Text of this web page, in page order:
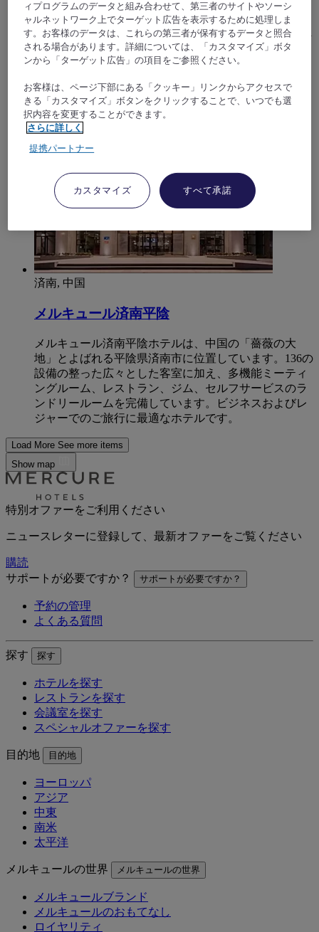
MERCURE TAI'AN CENTRE is located in the heart of Tai
'an City, close to Wanda Business District and coach station,
and a 10-minute drive from Mount Tai Scenic Area. The hotel
has a complete set of facilities, including a lobby bar, cafe,
book bar, meeting room, heated swimming pool, billiard hall,
of guests. We warmly welcome your arrival and are
committed to providing you with a homely service.
済南, 中国
メルキュール済南平陰
メルキュール済南平陰ホテルは、中国の「薔薇の大
地」とよばれる平陰県済南市に位置しています。136の
設備の整った広々とした客室に加え、多機能ミーティ
ングルーム、レストラン、ジム、セルフサービスのラ
ンドリールームを完備しています。ビジネスおよびレ
ジャーでのご旅行に最適なホテルです。
Load More See more items
Show map
特別オファーをご利用ください
ニュースレターに登録して、最新オファーをご覧ください
購読
サポートが必要ですか？
サポートが必要ですか？
予約の管理
よくある質問
探す 探す
ホテルを探す
レストランを探す
会議室を探す
スペシャルオファーを探す
目的地 目的地
ヨーロッパ
アジア
中東
南米
太平洋
メルキュールの世界 メルキュールの世界
メルキュールブランド
メルキュールのおもてなし
ロイヤリティ
ィプログラムのデータと組み合わせて、第三者のサイトやソーシ
ャルネットワーク上でターゲット広告を表示するために処理しま
す。お客様のデータは、これらの第三者が保有するデータと照合
される場合があります。詳細については、「カスタマイズ」ボタ
ンから「ターゲット広告」の項目をご参照ください。
お客様は、ページ下部にある「クッキー」リンクからアクセスで
きる「カスタマイズ」ボタンをクリックすることで、いつでも選
択内容を変更することができます。
さらに詳しく
提携パートナー
カスタマイズ すべて承諾